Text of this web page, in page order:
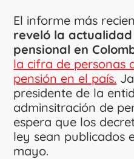
El informe más
reveló la
pensional en
la cifra de personas
pensión en el país.
presidente de la
adminsitración de
espera que los
ley sean publicados
mayo.